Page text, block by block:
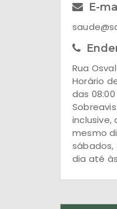
E-
Rua
Horário
das 08:00
inclusive,
mesmo
sábados,
dia até